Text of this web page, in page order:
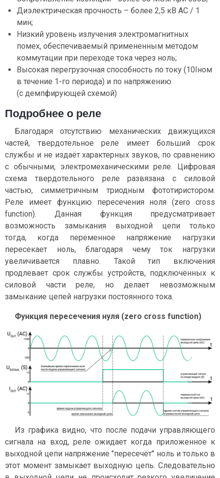
Диэлектрическая прочность – более 2,5 кВ AC / 1
мин;
Низкий уровень излучения электромагнитных
помех, обеспечиваемый примененным методом
коммутации при переходе тока через ноль;
Высокая перегрузочная способность по току (10Iном
в течение 1-го периода) и по напряжению
(с демпфирующей схемой)
Подробнее о реле
Благодаря отсутствию механических движущихся
частей, твердотельное реле имеет больший срок
службы и не издаёт характерных звуков, по сравнению
с обычными, электромеханическими реле. Цифровая
схема твердотельного реле развязана с силовой
частью, симметричным триодным фототиристором.
Реле имеет функцию пересечения ноля (zero cross
function). Данная функция предусматривает
возможность замыкания выходной цепи только
тогда, когда переменное напряжение нагрузки
пересекает ноль, благодаря чему ток нагрузки
увеличивается плавно. Такой тип включения
продлевает срок службы устройств, подключённых к
силовой части реле, но делает невозможным
замыкание цепей нагрузки постоянного тока.
Функция пересечения нуля (zero cross function)
Из графика видно, что после подачи управляющего
сигнала на вход, реле ожидает когда приложенное к
выходной цепи напряжение "пересечёт" ноль и только в
этот момент замыкает выходную цепь. Следовательно